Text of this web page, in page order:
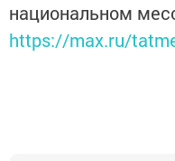
национальном
https://max.ru/